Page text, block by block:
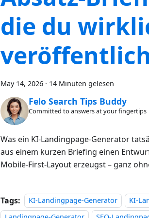
die du
May 14, 2026 · 14 Minuten gelesen
Felo Search Tips Buddy
Committed to answers at your fingertips
Was ein KI-Landingpage-Generator
aus einem kurzen Briefing einen
Mobile-First-Layout erzeugst – ganz
Tags: KI-Landingpage-Generator
KI-